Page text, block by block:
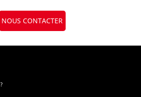
NOUS CONTACTER
?